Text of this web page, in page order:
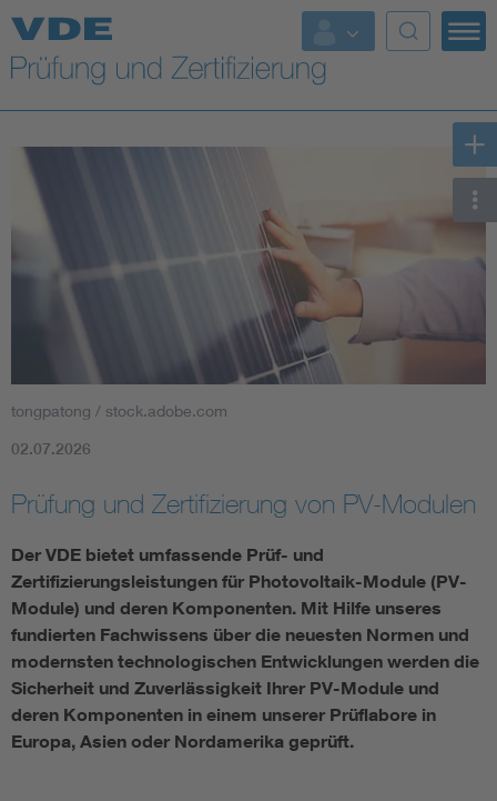
Top Themen
Fokusthemen
Health
Mobility
Electromobility
Energy efficiency
Energy storage
tongpatong / stock.adobe.com
02.07.2026
Prüfung und Zertifizierung von PV-Modulen
Der VDE bietet umfassende Prüf- und
Zertifizierungsleistungen für Photovoltaik-Module (PV-
Module) und deren Komponenten. Mit Hilfe unseres
fundierten Fachwissens über die neuesten Normen und
modernsten technologischen Entwicklungen werden die
Sicherheit und Zuverlässigkeit Ihrer PV-Module und
deren Komponenten in einem unserer Prüflabore in
Europa, Asien oder Nordamerika geprüft.